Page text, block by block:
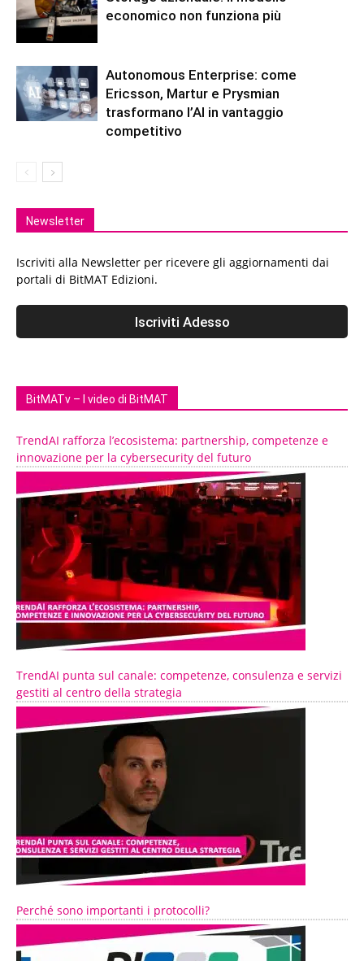
economico non funziona più
Autonomous Enterprise: come
Ericsson, Martur e Prysmian
trasformano l’AI in vantaggio
competitivo
Newsletter
Iscriviti alla Newsletter per ricevere gli aggiornamenti dai
portali di BitMAT Edizioni.
BitMATv – I video di BitMAT
TrendAI rafforza l’ecosistema: partnership, competenze e
innovazione per la cybersecurity del futuro
TrendAI punta sul canale: competenze, consulenza e servizi
gestiti al centro della strategia
Perché sono importanti i protocolli?